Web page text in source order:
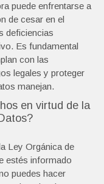
puede enfrentarse a
de cesar en el
deficiencias
Es fundamental
con las
legales y proteger
manejan.
en virtud de la
Ley Orgánica de
estés informado
puedes hacer